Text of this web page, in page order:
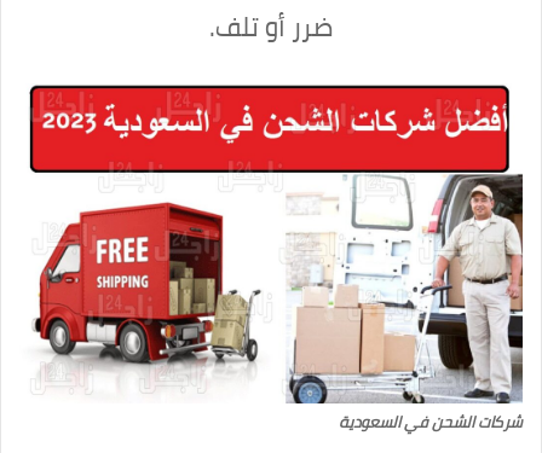
ضرر أو تلف.
شركات الشحن في السعودية